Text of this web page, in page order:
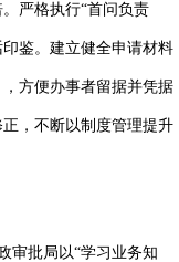
严格执行“首问负责
鉴。建立健全申请材料
方便办事者留据并凭据
，不断以制度管理提升
审批局以“学习业务知